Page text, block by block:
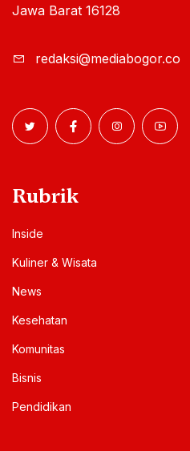
Jawa Barat 16128
redaksi@mediabogor.co
Rubrik
Inside
Kuliner & Wisata
News
Kesehatan
Komunitas
Bisnis
Pendidikan